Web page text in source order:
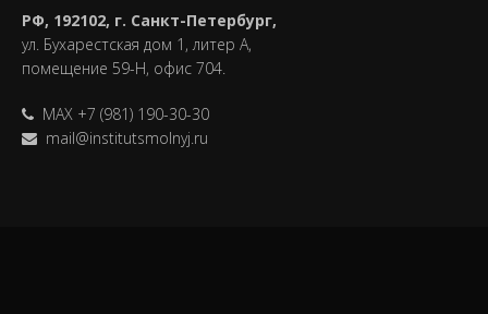
РФ, 192102, г. Санкт-Петербург,
ул. Бухарестская дом 1, литер А,
помещение 59-Н, офис 704.
MAX +7 (981) 190-30-30
mail@institutsmolnyj.ru